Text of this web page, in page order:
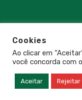
Desenvolvido com
Cookies
Ao clicar em
você concorda com
Aceitar Rejeitar